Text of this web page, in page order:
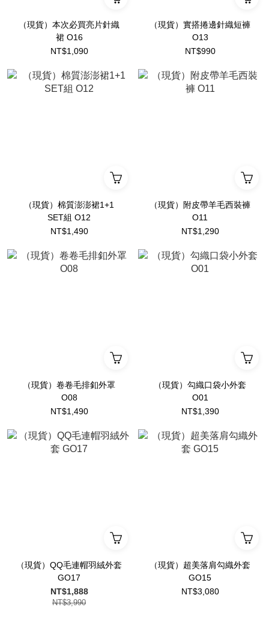
（現貨）本次必買亮片針織
裙 O16
NT$1,090
（現貨）實搭捲邊針織短褲
O13
NT$990
（現貨）棉質澎澎裙1+1
SET組 O12
NT$1,490
（現貨）附皮帶羊毛西裝褲
O11
NT$1,290
（現貨）卷卷毛排釦外罩
O08
NT$1,490
（現貨）勾織口袋小外套
O01
NT$1,390
（現貨）QQ毛連帽羽絨外套
GO17
NT$1,888
NT$3,990
（現貨）超美落肩勾織外套
GO15
NT$3,080